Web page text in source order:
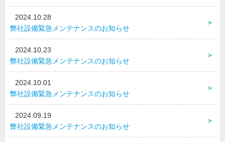
2024.10.28
弊社設備緊急メンテナンスのお知らせ
2024.10.23
弊社設備緊急メンテナンスのお知らせ
2024.10.01
弊社設備緊急メンテナンスのお知らせ
2024.09.19
弊社設備緊急メンテナンスのお知らせ